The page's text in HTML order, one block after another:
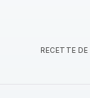
RECETTE DE